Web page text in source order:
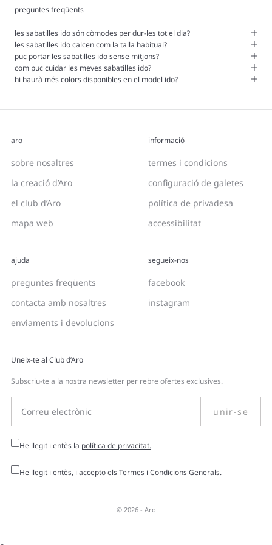
preguntes freqüents
les sabatilles ido són còmodes per dur-les tot el dia?
les sabatilles ido calcen com la talla habitual?
puc portar les sabatilles ido sense mitjons?
com puc cuidar les meves sabatilles ido?
hi haurà més colors disponibles en el model ido?
aro
sobre nosaltres
la creació d’Aro
el club d’Aro
mapa web
informació
termes i condicions
configuració de galetes
política de privadesa
accessibilitat
ajuda
preguntes freqüents
contacta amb nosaltres
enviaments i devolucions
segueix-nos
facebook
instagram
Uneix-te al Club d’Aro
Subscriu-te a la nostra newsletter per rebre ofertes exclusives.
unir-se
He llegit i entès la política de privacitat.
He llegit i entès, i accepto elsTermes i Condicions Generals.
© 2026 - Aro